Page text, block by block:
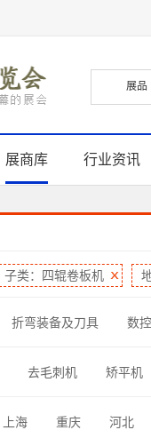
展商库 行业资讯
子类：四辊卷板机
折弯装备及刀具 数
去毛刺机 矫平机
上海 重庆 河北